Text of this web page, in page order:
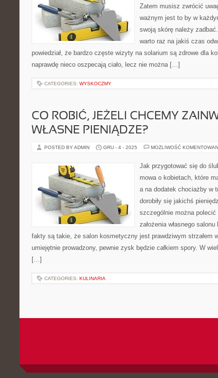
Zatem musisz zwrócić
ważnym jest to by w
swoją skórę należy
warto raz na jakiś czas
powiedział, że bardzo częste wizyty na solarium są zdrowe dla
naprawdę nieco oszpecają ciało, lecz nie można […]
CATEGORIES: WYSKOCZMY
CO ROBIĆ, JEŻELI CHCEMY
WŁASNE PIENIĄDZE?
POSTED BY ADMIN GRU - 4 - 2025 MOŻLIWOŚĆ
Jak przygotować się do
mowa o kobietach, które
a na dodatek chociażby w
dorobiły się jakichś
szczególnie można
założenia własnego
fakty są takie, że salon kosmetyczny jest prawdziwym strzałem
umiejętnie prowadzony, pewnie zysk będzie całkiem spory. W
[…]
CATEGORIES: KULINARIA